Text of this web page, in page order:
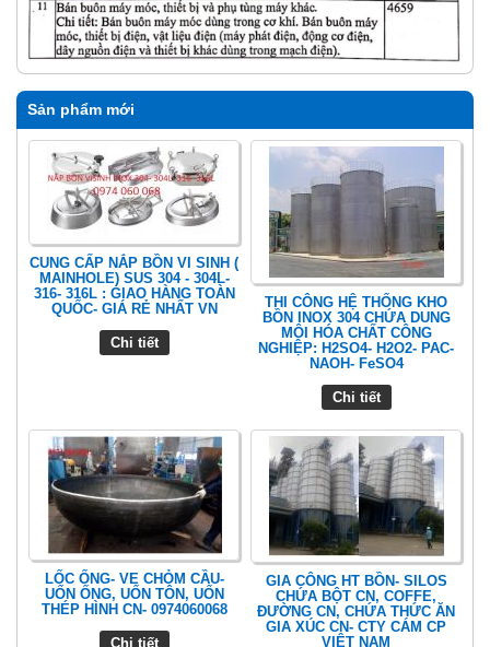
Sản phẩm mới
CUNG CẤP NẮP BỒN VI SINH (
MAINHOLE) SUS 304 - 304L-
316- 316L : GIAO HÀNG TOÀN
QUỐC- GIÁ RẺ NHẤT VN
Chi tiết
THI CÔNG HỆ THỐNG KHO
BỒN INOX 304 CHỨA DUNG
MÔI HÓA CHẤT CÔNG
NGHIỆP: H2SO4- H2O2- PAC-
NAOH- FeSO4
Chi tiết
LỐC ỐNG- VE CHỎM CẦU-
UỐN ỐNG, UỐN TÔN, UỐN
THÉP HÌNH CN- 0974060068
Chi tiết
GIA CÔNG HT BỒN- SILOS
CHỨA BỘT CN, COFFE,
ĐƯỜNG CN, CHỨA THỨC ĂN
GIA XÚC CN- CTY CÁM CP
VIỆT NAM